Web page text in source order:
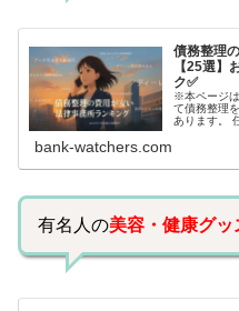
債務整理
【25選】
ク✅
※本ページ
て債務整理
あります。
bank-watchers.com
有名人の美容・健康グッ